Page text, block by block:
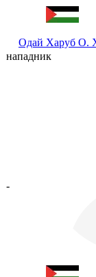
Одай Харуб О.
нападник
-